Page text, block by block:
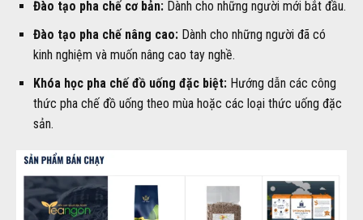
Đào tạo pha chế cơ bản:Dành cho những người mới bắt đầu.
Đào tạo pha chế nâng cao:Dành cho những người đã có
kinh nghiệm và muốn nâng cao tay nghề.
Khóa học pha chế đồ uống đặc biệt:Hướng dẫn các công
thức pha chế đồ uống theo mùa hoặc các loại thức uống đặc
sản.